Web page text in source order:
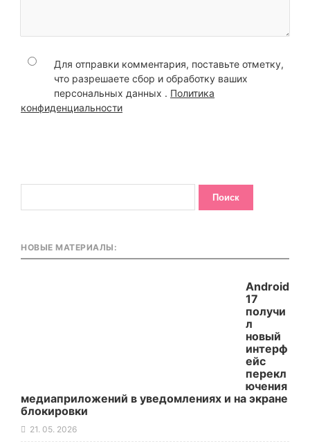
Для отправки комментария, поставьте отметку,
что разрешаете сбор и обработку ваших
персональных данных . Политика
конфиденциальности
НОВЫЕ МАТЕРИАЛЫ:
Android
17
получи
л
новый
интерф
ейс
перекл
ючения
медиаприложений в уведомлениях и на экране
блокировки
21. 05. 2026